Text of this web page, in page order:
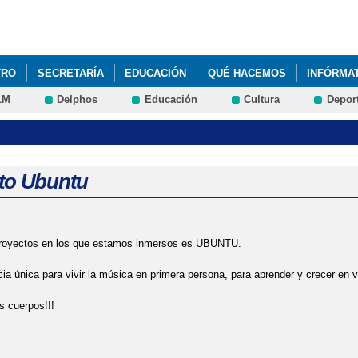
SECRETARÍA EDUCACIÓN QUÉ HACEMOS
2024-2028 PROYECTO ESCOLAR SALUDABLE
PALABRAS
Delphos Educación Cultura
Ubuntu
en los que estamos inmersos es UBUNTU.
única para vivir la música en primera persona, para aprender y crecer en
cuerpos!!!